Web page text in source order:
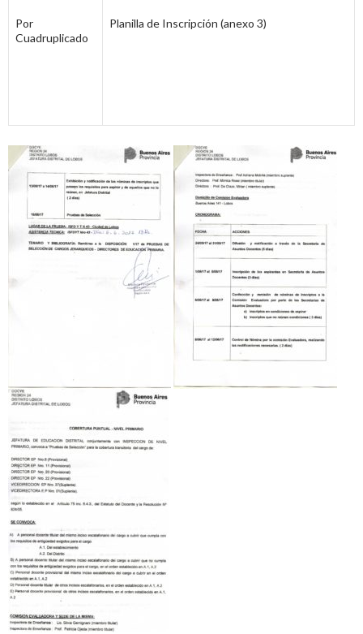
Por
Cuadruplicado
Planilla de Inscripción (anexo 3)